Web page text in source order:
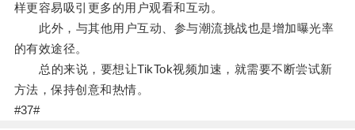
样更容易吸引更多的用户观看和互动。
此外，与其他用户互动、参与潮流挑战也是增加曝光率
的有效途径。
总的来说，要想让TikTok视频加速，就需要不断尝试新
方法，保持创意和热情。
#37#